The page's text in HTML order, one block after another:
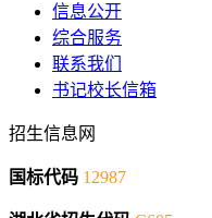
信息公开
综合服务
联系我们
书记校长信箱
招生信息网
国标代码 12987